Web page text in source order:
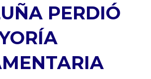
PERDIÓ